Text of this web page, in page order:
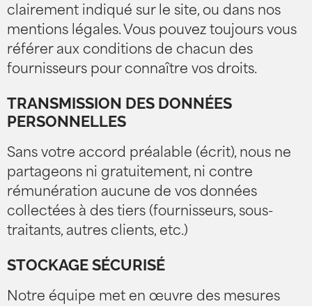
clairement indiqué sur le site, ou dans nos
mentions légales. Vous pouvez toujours vous
référer aux conditions de chacun des
fournisseurs pour connaître vos droits.
TRANSMISSION DES DONNÉES
PERSONNELLES
Sans votre accord préalable (écrit), nous ne
partageons ni gratuitement, ni contre
rémunération aucune de vos données
collectées à des tiers (fournisseurs, sous-
traitants, autres clients, etc.)
STOCKAGE SÉCURISÉ
Notre équipe met en œuvre des mesures